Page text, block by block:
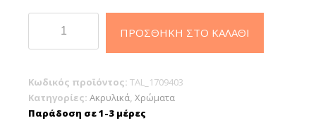
Talens
Amsterdam
Standard
ΠΡΟΣΘΉΚΗ ΣΤΟ ΚΑΛΆΘΙ
Κωδικός προϊόντος: TAL_1709403
Κατηγορίες: Ακρυλικά, Χρώματα
Παράδοση σε 1-3 μέρες